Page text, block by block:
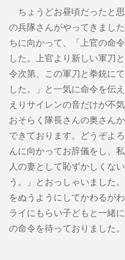
ちょうどお昼頃だったと
の兵隊さんがやってきまし
ちに向かって、「上官の命
した。上官より新しい軍刀
令次第、この軍刀と拳銃に
した。」と一気に命令を伝
えりサイレンの音だけが不
おそらく隊長さんの奥さん
できております。どうぞよ
んに向かってお辞儀をし、
人の妻として恥ずかしくな
う。」とおっしゃいました
をぬうようにしてかわるが
ライにもらい子どもと一緒
の命令を待っておりました。